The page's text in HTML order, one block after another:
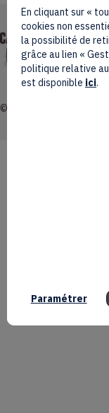
© 2026 Coq Créa. Tous
En cliquant sur «
cookies non
la possibilité de
grâce au lien «
politique relative
est disponible ici.
Paramétrer